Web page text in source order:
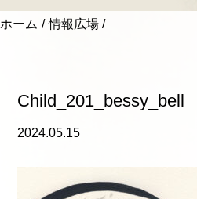
ホーム 情報広場
Child_201_bessy_bell
2024.05.15